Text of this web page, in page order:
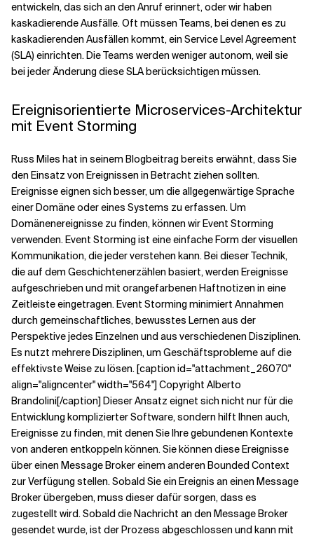
entwickeln, das sich an den Anruf erinnert, oder wir haben
kaskadierende Ausfälle. Oft müssen Teams, bei denen es zu
kaskadierenden Ausfällen kommt, ein Service Level Agreement
(SLA) einrichten. Die Teams werden weniger autonom, weil sie
bei jeder Änderung diese SLA berücksichtigen müssen.
Ereignisorientierte Microservices-Architektur
mit Event Storming
Russ Miles hat in seinem Blogbeitrag bereits erwähnt, dass Sie
den Einsatz von Ereignissen in Betracht ziehen sollten.
Ereignisse eignen sich besser, um die allgegenwärtige Sprache
einer Domäne oder eines Systems zu erfassen. Um
Domänenereignisse zu finden, können wir Event Storming
verwenden. Event Storming ist eine einfache Form der visuellen
Kommunikation, die jeder verstehen kann. Bei dieser Technik,
die auf dem Geschichtenerzählen basiert, werden Ereignisse
aufgeschrieben und mit orangefarbenen Haftnotizen in eine
Zeitleiste eingetragen. Event Storming minimiert Annahmen
durch gemeinschaftliches, bewusstes Lernen aus der
Perspektive jedes Einzelnen und aus verschiedenen Disziplinen.
Es nutzt mehrere Disziplinen, um Geschäftsprobleme auf die
effektivste Weise zu lösen. [caption id="attachment_26070"
align="aligncenter" width="564"] Copyright Alberto
Brandolini[/caption] Dieser Ansatz eignet sich nicht nur für die
Entwicklung komplizierter Software, sondern hilft Ihnen auch,
Ereignisse zu finden, mit denen Sie Ihre gebundenen Kontexte
von anderen entkoppeln können. Sie können diese Ereignisse
über einen Message Broker einem anderen Bounded Context
zur Verfügung stellen. Sobald Sie ein Ereignis an einen Message
Broker übergeben, muss dieser dafür sorgen, dass es
zugestellt wird. Sobald die Nachricht an den Message Broker
gesendet wurde, ist der Prozess abgeschlossen und kann mit